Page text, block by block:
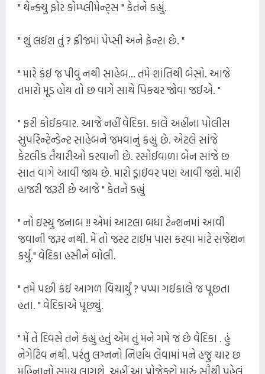
" થેન્ક્યુ ફોર કોમ્પ્લીમેન્ટ્સ " કેતને કહ્યું.
" શું લઈશ તું ? ફ્રીજમાં પેપ્સી અને ફેન્ટા છે. "
" મારે કંઈ જ પીવું નથી સાહેબ... તમે શાંતિથી બેસો. આજે
તમારો મૂડ હોય તો છ વાગે સાથે પિક્ચર જોવા જઈએ. "
" ફરી કોઈકવાર. આજે નહીં વેદિકા. કાલે અહીંના પોલીસ
સુપરિન્ટેન્ડેન્ટ સાહેબને જમવાનું કહ્યું છે. એટલે સાંજે
કેટલીક તૈયારીઓ કરવાની છે. રસોઈવાળા બેન સાંજે છ
સાત વાગે આવી જાય છે. મારો ડ્રાઈવર પણ આવી જશે. મારી
હાજરી જરૂરી છે આજે " કેતને કહ્યું
" નો ઇસ્યુ જનાબ !! એમાં આટલા બધા ટેન્શનમાં આવી
જવાની જરૂર નથી. મેં તો જસ્ટ ટાઈમ પાસ કરવા માટે સજેશન
કર્યું." વેદિકા હસીને બોલી.
" તમે પછી કંઈ આગળ વિચાર્યું ? પપ્પા ગઈકાલે જ પૂછતા
હતા. " વેદિકાએ પૂછ્યું.
" મેં તે દિવસે તને કહ્યું હતું એમ તું મને ગમે જ છે વેદિકા . હું
નેગેટિવ નથી. પરંતુ લગ્નનો નિર્ણય લેવામાં મને હજુ ચાર છ